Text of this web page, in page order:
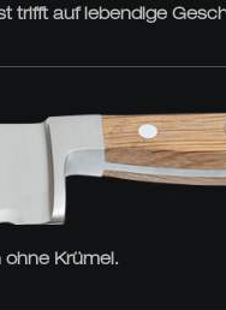
trifft auf lebendige
Krümel.